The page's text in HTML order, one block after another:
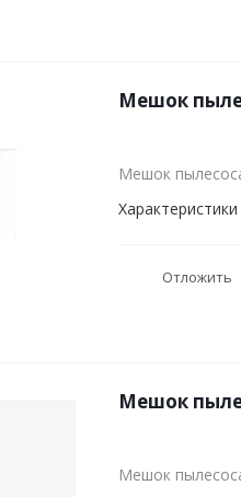
Мешок
Мешок
Характеристики
Отложить
Мешок
Мешок